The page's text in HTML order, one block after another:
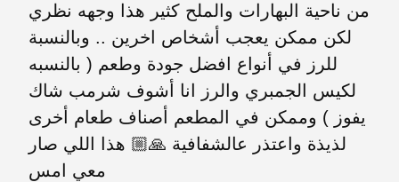
من ناحية البهارات والملح كثير هذا وجهه نظري
لكن ممكن يعجب أشخاص اخرين .. وبالنسبة
للرز في أنواع افضل جودة وطعم ( بالنسبه
لكيس الجمبري والرز انا أشوف شرمب شاك
يفوز ) وممكن في المطعم أصناف طعام أخرى
لذيذة واعتذر عالشفافية 🙏🏼 هذا اللي صار
معي امس